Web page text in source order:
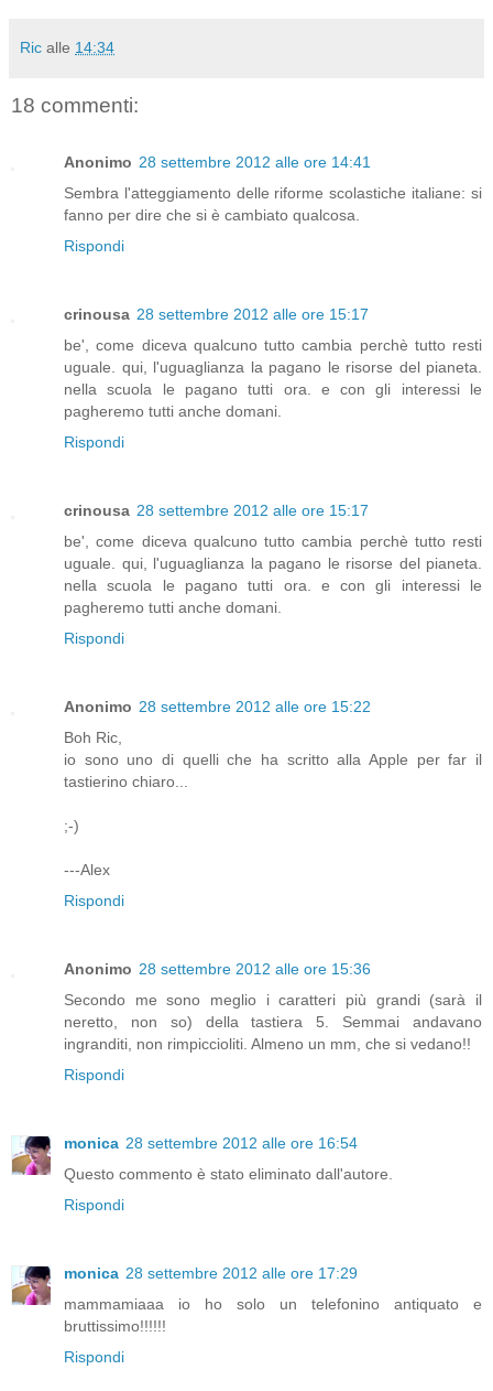
Ric alle 14:34
18 commenti:
Anonimo 28 settembre 2012 alle ore 14:41
Sembra l'atteggiamento delle riforme scolastiche italiane: si
fanno per dire che si è cambiato qualcosa.
Rispondi
crinousa 28 settembre 2012 alle ore 15:17
be', come diceva qualcuno tutto cambia perchè tutto resti
uguale. qui, l'uguaglianza la pagano le risorse del pianeta.
nella scuola le pagano tutti ora. e con gli interessi le
pagheremo tutti anche domani.
Rispondi
crinousa 28 settembre 2012 alle ore 15:17
be', come diceva qualcuno tutto cambia perchè tutto resti
uguale. qui, l'uguaglianza la pagano le risorse del pianeta.
nella scuola le pagano tutti ora. e con gli interessi le
pagheremo tutti anche domani.
Rispondi
Anonimo 28 settembre 2012 alle ore 15:22
Boh Ric,
io sono uno di quelli che ha scritto alla Apple per far il
tastierino chiaro...
;-)
---Alex
Rispondi
Anonimo 28 settembre 2012 alle ore 15:36
Secondo me sono meglio i caratteri più grandi (sarà il
neretto, non so) della tastiera 5. Semmai andavano
ingranditi, non rimpiccioliti. Almeno un mm, che si vedano!!
Rispondi
monica 28 settembre 2012 alle ore 16:54
Questo commento è stato eliminato dall'autore.
Rispondi
monica 28 settembre 2012 alle ore 17:29
mammamiaaa io ho solo un telefonino antiquato e
bruttissimo!!!!!!
Rispondi